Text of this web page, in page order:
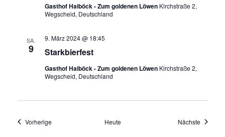
Gasthof Haiböck - Zum goldenen Löwen Kirchstraße 2,
Wegscheid, Deutschland
SA.
9 Starkbierfest
9. März 2024 @ 18:45
Gasthof Haiböck - Zum goldenen Löwen Kirchstraße 2,
Wegscheid, Deutschland
VorherigeVeranstaltungen Heute Nächste